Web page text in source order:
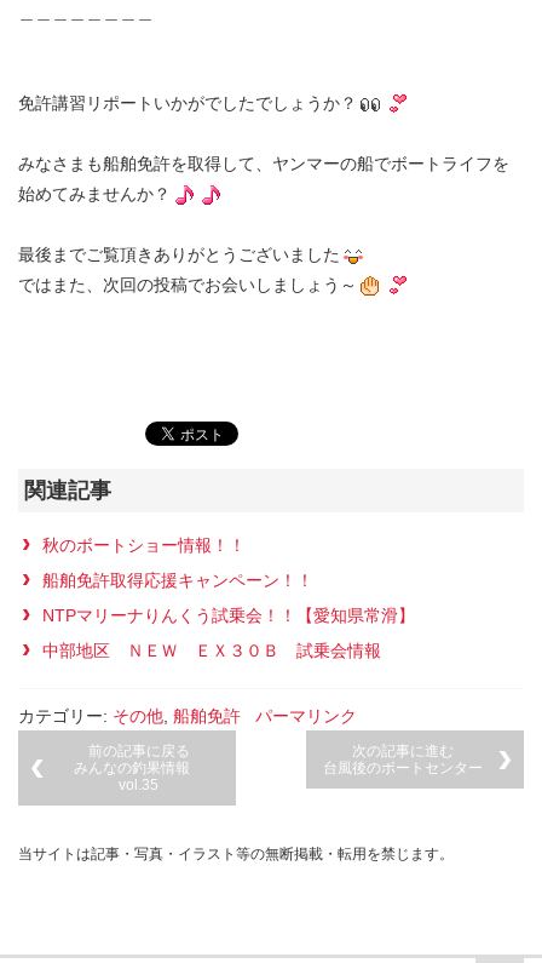
免許講習リポートいかがでしたでしょうか？
みなさまも船舶免許を取得して、ヤンマーの船でボートライフを
始めてみませんか？
最後までご覧頂きありがとうございました
ではまた、次回の投稿でお会いしましょう～
関連記事
秋のボートショー情報！！
船舶免許取得応援キャンペーン！！
NTPマリーナりんくう試乗会！！【愛知県常滑】
中部地区 ＮＥＷ ＥＸ３０Ｂ 試乗会情報
カテゴリー: その他 船舶免許 パーマリンク
前の記事に戻る
みんなの釣果情報
vol.35
次の記事に進む
台風後のボートセンター
当サイトは記事・写真・イラスト等の無断掲載・転用を禁じます。